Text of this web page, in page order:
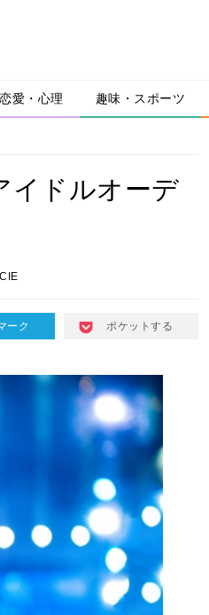
恋愛・心理 趣味・スポーツ
イドルオーデ
CIE
ーク ポケットする